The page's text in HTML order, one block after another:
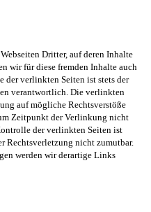
Dritter, auf deren Inhalte
wir für diese fremden Inhalte auch
der verlinkten Seiten ist stets der
verantwortlich. Die verlinkten
auf mögliche Rechtsverstöße
Zeitpunkt der Verlinkung nicht
der verlinkten Seiten ist
Rechtsverletzung nicht zumutbar.
werden wir derartige Links